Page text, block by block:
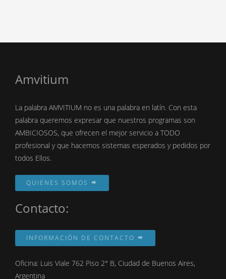
Amvitium
La palabra AMVITIUM no es una palabra en latín. Con esta
palabra queremos expresar que nuestros programas son
AMBICIOSOS, que ofrecen el mejor servicio a TODO
profesional y que hacemos sistemas esperados y pedidos por
todos Ellos.
QUIENES SOMOS
Contacto:
INFORMACIÓN DE CONTACTO
Oficina: Luis Viale 762 Piso 2° B, Ciudad de Buenos Aires,
Argentina